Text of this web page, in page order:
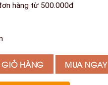
hàng từ 500.000đ
GIỎ HÀNG MUA NGAY